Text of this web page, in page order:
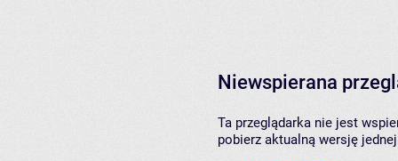
Niewspierana
Ta przeglądarka nie jest
pobierz aktualną wersję